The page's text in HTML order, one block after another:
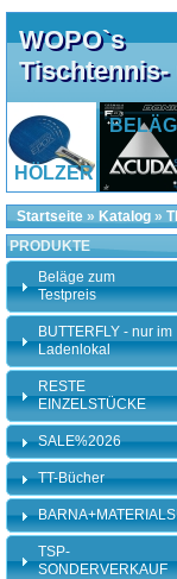
WOPO`s
HÖLZER
Startseite » Katalog »
PRODUKTE
Beläge zum
Testpreis
BUTTERFLY - nur im
Ladenlokal
RESTE
EINZELSTÜCKE
SALE%2026
TT-Bücher
TSP-
SONDERVERKAUF